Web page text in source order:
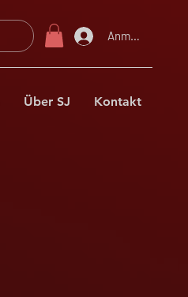
Anmelden
Über SJ Kontakt